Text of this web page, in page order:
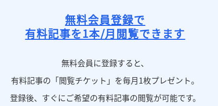
無料会員登録で
有料記事を1本/月閲覧できます
無料会員に登録すると、
有料記事の「閲覧チケット」を毎月1枚プレゼント。
登録後、すぐにご希望の有料記事の閲覧が可能です。